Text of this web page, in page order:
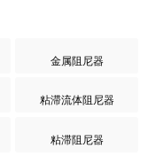
金属阻尼器
粘滞流体阻尼器
粘滞阻尼器